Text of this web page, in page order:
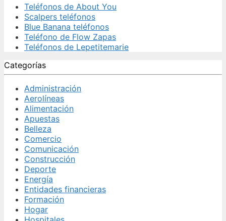
Teléfonos de About You
Scalpers teléfonos
Blue Banana teléfonos
Teléfono de Flow Zapas
Teléfonos de Lepetitemarie
Categorías
Administración
Aerolíneas
Alimentación
Apuestas
Belleza
Comercio
Comunicación
Construcción
Deporte
Energía
Entidades financieras
Formación
Hogar